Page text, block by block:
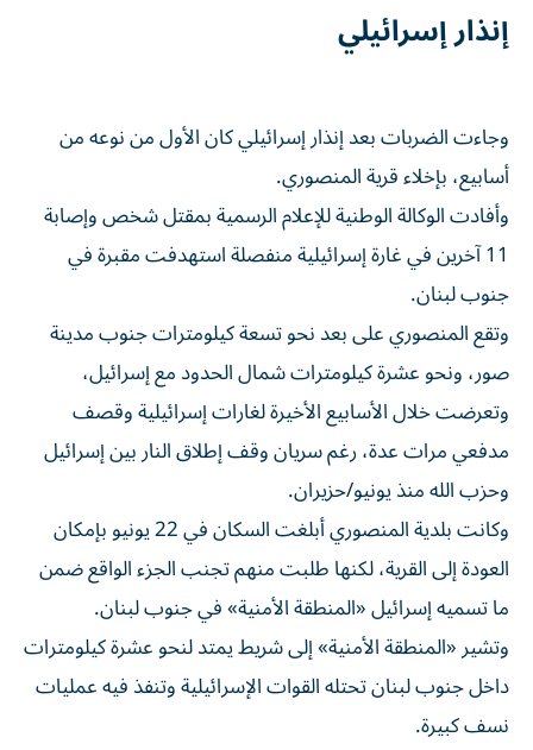
إنذار إسرائيلي
وجاءت الضربات بعد إنذار إسرائيلي كان الأول من نوعه من
أسابيع، بإخلاء قرية المنصوري.
وأفادت الوكالة الوطنية للإعلام الرسمية بمقتل شخص وإصابة
11 آخرين في غارة إسرائيلية منفصلة استهدفت مقبرة في
جنوب لبنان.
وتقع المنصوري على بعد نحو تسعة كيلومترات جنوب مدينة
صور، ونحو عشرة كيلومترات شمال الحدود مع إسرائيل،
وتعرضت خلال الأسابيع الأخيرة لغارات إسرائيلية وقصف
مدفعي مرات عدة، رغم سريان وقف إطلاق النار بين إسرائيل
وحزب الله منذ يونيو/حزيران.
وكانت بلدية المنصوري أبلغت السكان في 22 يونيو بإمكان
العودة إلى القرية، لكنها طلبت منهم تجنب الجزء الواقع ضمن
ما تسميه إسرائيل «المنطقة الأمنية» في جنوب لبنان.
وتشير «المنطقة الأمنية» إلى شريط يمتد لنحو عشرة كيلومترات
داخل جنوب لبنان تحتله القوات الإسرائيلية وتنفذ فيه عمليات
نسف كبيرة.